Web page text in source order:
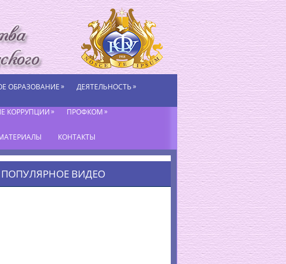
ОБРАЗОВАНИЕ» ДЕЯТЕЛЬНОСТЬ»
КОРРУПЦИИ» ПРОФКОМ»
КОНТАКТЫ
ПОПУЛЯРНОЕ ВИДЕО